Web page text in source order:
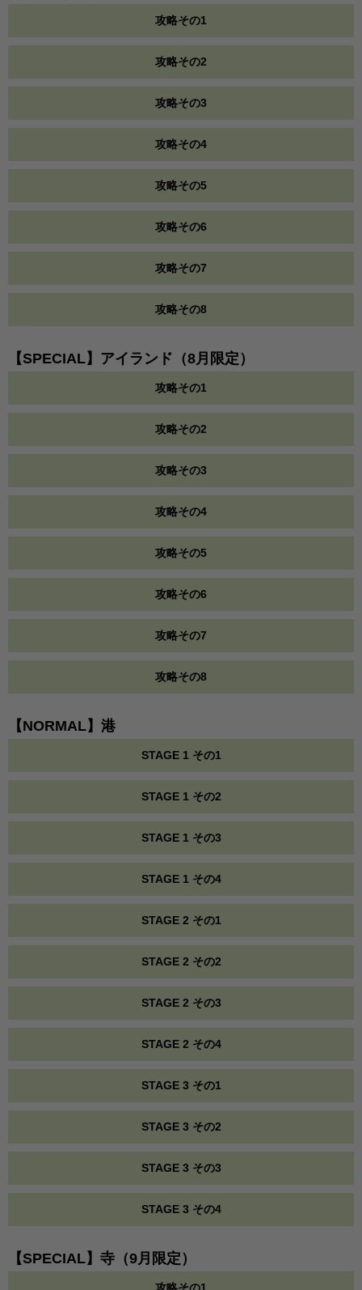
攻略その1
攻略その2
攻略その3
攻略その4
攻略その5
攻略その6
攻略その7
攻略その8
【SPECIAL】アイランド（8月限定）
攻略その1
攻略その2
攻略その3
攻略その4
攻略その5
攻略その6
攻略その7
攻略その8
【NORMAL】港
STAGE 1 その1
STAGE 1 その2
STAGE 1 その3
STAGE 1 その4
STAGE 2 その1
STAGE 2 その2
STAGE 2 その3
STAGE 2 その4
STAGE 3 その1
STAGE 3 その2
STAGE 3 その3
STAGE 3 その4
【SPECIAL】寺（9月限定）